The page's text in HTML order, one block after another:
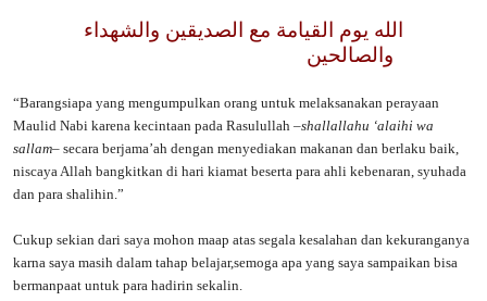
الله يوم القيامة مع الصديقين والشهداء
والصالحين
“Barangsiapa yang mengumpulkan orang untuk melaksanakan perayaan
Maulid Nabi karena kecintaan pada Rasulullah –shallallahu ‘alaihi wa
sallam– secara berjama’ah dengan menyediakan makanan dan berlaku baik,
niscaya Allah bangkitkan di hari kiamat beserta para ahli kebenaran, syuhada
dan para shalihin.”
Cukup sekian dari saya mohon maap atas segala kesalahan dan kekuranganya
karna saya masih dalam tahap belajar,semoga apa yang saya sampaikan bisa
bermanpaat untuk para hadirin sekalin.